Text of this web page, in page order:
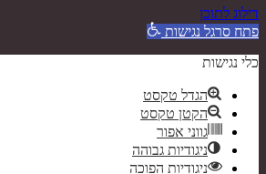
דילוג לתוכן
פתח סרגל נגישות
כלי נגישות
הגדל טקסט
הקטן טקסט
גווני אפור
ניגודיות גבוהה
ניגודיות הפוכה